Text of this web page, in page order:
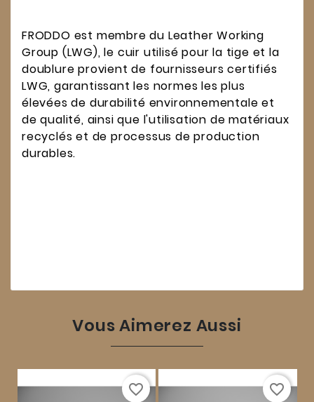
FRODDO est membre du Leather Working
Group (LWG), le cuir utilisé pour la tige et la
doublure provient de fournisseurs certifiés
LWG, garantissant les normes les plus
élevées de durabilité environnementale et
de qualité, ainsi que l'utilisation de matériaux
recyclés et de processus de production
durables.
Vous Aimerez Aussi
favorite_border favorite_border